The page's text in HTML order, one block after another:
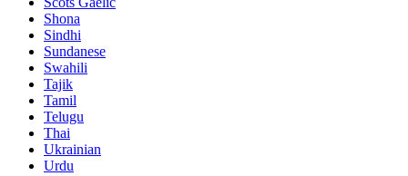
Shona
Sindhi
Sundanese
Swahili
Tajik
Tamil
Telugu
Thai
Ukrainian
Urdu